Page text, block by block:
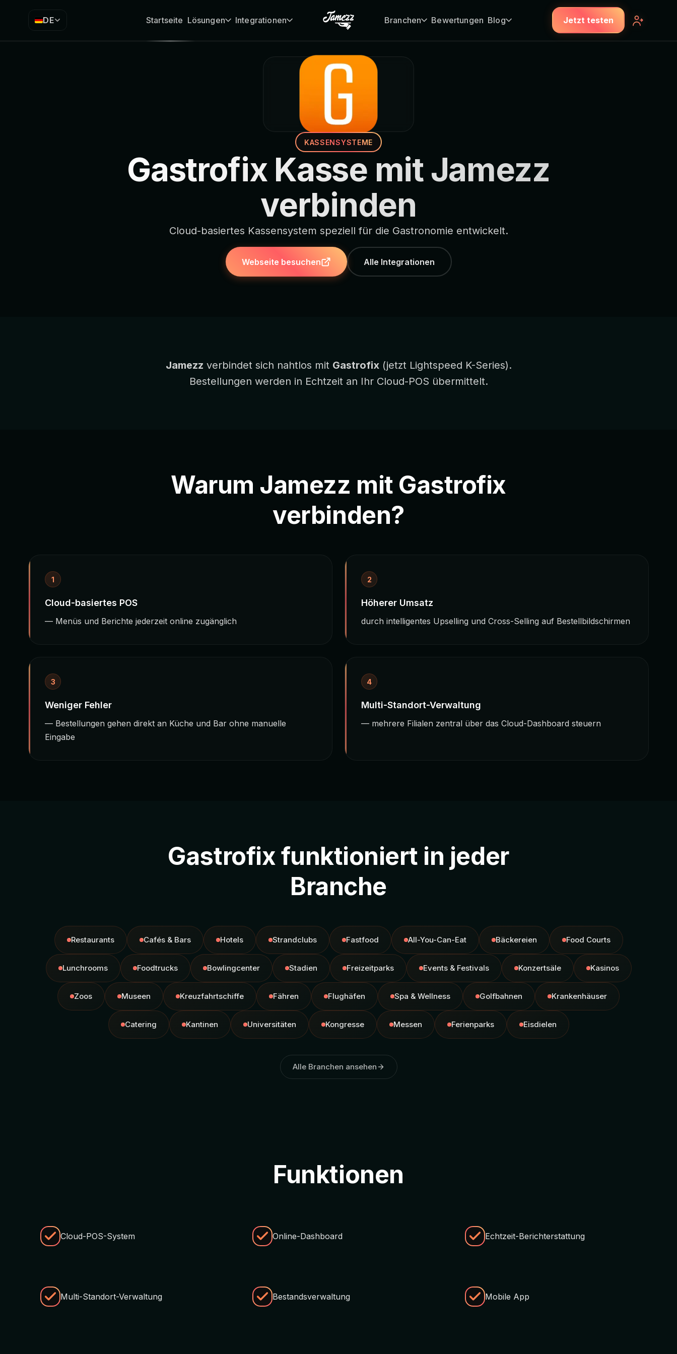
DE Startseite Lösungen Integrationen Branchen Bewertungen Blog Jetzt testen
KASSENSYSTEME
Gastrofix Kasse mit Jamezz
verbinden
Cloud-basiertes Kassensystem speziell für die Gastronomie entwickelt.
Webseite besuchen Alle Integrationen
Jamezz verbindet sich nahtlos mit Gastrofix(jetzt Lightspeed K-Series).
Bestellungen werden in Echtzeit an Ihr Cloud-POS übermittelt.
Warum Jamezz mit Gastrofix
verbinden?
1
Cloud-basiertes POS
— Menüs und Berichte jederzeit online zugänglich
2
Höherer Umsatz
durch intelligentes Upselling und Cross-Selling auf Bestellbildschirmen
3
Weniger Fehler
— Bestellungen gehen direkt an Küche und Bar ohne manuelle
Eingabe
4
Multi-Standort-Verwaltung
— mehrere Filialen zentral über das Cloud-Dashboard steuern
Gastrofix funktioniert in jeder
Branche
Restaurants Cafés & Bars Hotels Strandclubs Fastfood All-You-Can-Eat Bäckereien Food Courts
Lunchrooms Foodtrucks Bowlingcenter Stadien Freizeitparks Events & Festivals Konzertsäle Kasinos
Zoos Museen Kreuzfahrtschiffe Fähren Flughäfen Spa & Wellness Golfbahnen Krankenhäuser
Catering Kantinen Universitäten Kongresse Messen Ferienparks Eisdielen
Alle Branchen ansehen
Funktionen
Cloud-POS-System Online-Dashboard Echtzeit-Berichterstattung
Multi-Standort-Verwaltung Bestandsverwaltung Mobile App